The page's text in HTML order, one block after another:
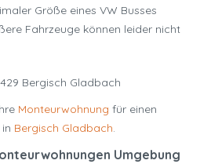
Größe eines VW Busses
Fahrzeuge können leider nicht
Bergisch Gladbach
Monteurwohnung für einen
Bergisch Gladbach.
Umgebung